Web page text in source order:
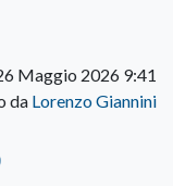
Maggio 2026 9:41
da Lorenzo Giannini